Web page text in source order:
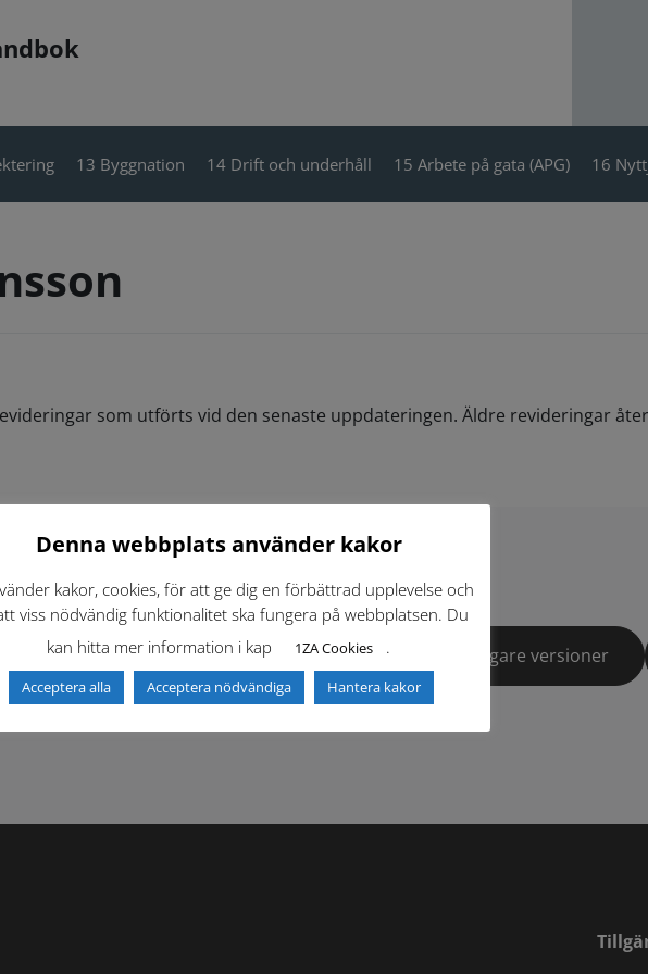
13 Byggnation 14 Drift och underhåll 15 Arbete på gata (APG) 16
som utförts vid den senaste uppdateringen. Äldre revideringar
Dokumentbibliotek Kontaktlista Tidigare versioner
Denna webbplats använder kakor
kakor, cookies, för att ge dig en förbättrad upplevelse och
viss nödvändig funktionalitet ska fungera på webbplatsen. Du
kan hitta mer information i kap
1ZA Cookies .
Acceptera alla Acceptera nödvändiga Hantera kakor